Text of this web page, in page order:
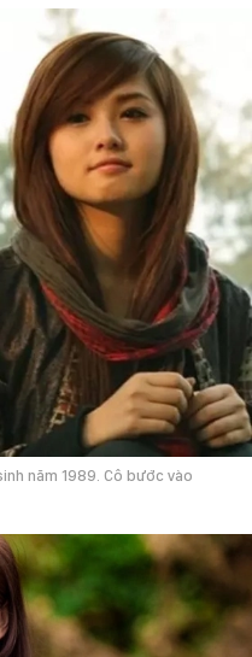
năm 1989. Cô bước vào